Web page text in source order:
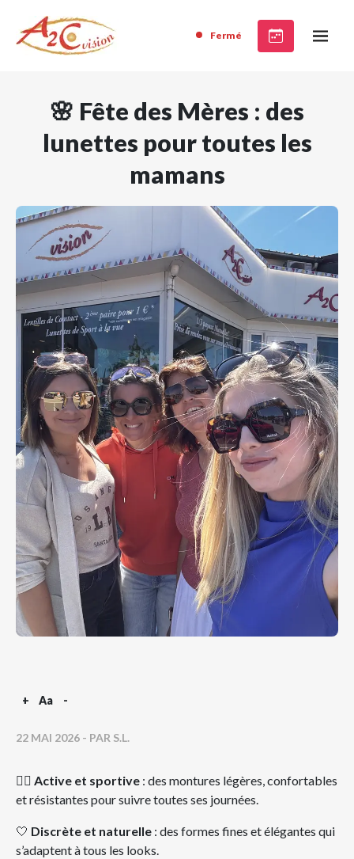
Fermé
🌸 Fête des Mères : des
lunettes pour toutes les
mamans
22 MAI 2026 - PAR S.L.
+ Aa -
🏃‍♀️ Active et sportive : des montures légères, confortables
et résistantes pour suivre toutes ses journées.
🤍 Discrète et naturelle : des formes fines et élégantes qui
s’adaptent à tous les looks.